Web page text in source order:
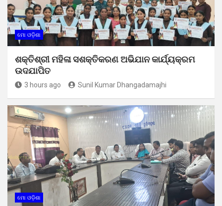
ମୋ ଓଡ଼ିଶା
ଶକ୍ତିଶ୍ରୀ ମହିଳା ସଶକ୍ତିକରଣ ଅଭିଯାନ କାର୍ଯ୍ୟକ୍ରମ
ଉଦଯାପିତ
3 hours ago Sunil Kumar Dhangadamajhi
ମୋ ଓଡ଼ିଶା